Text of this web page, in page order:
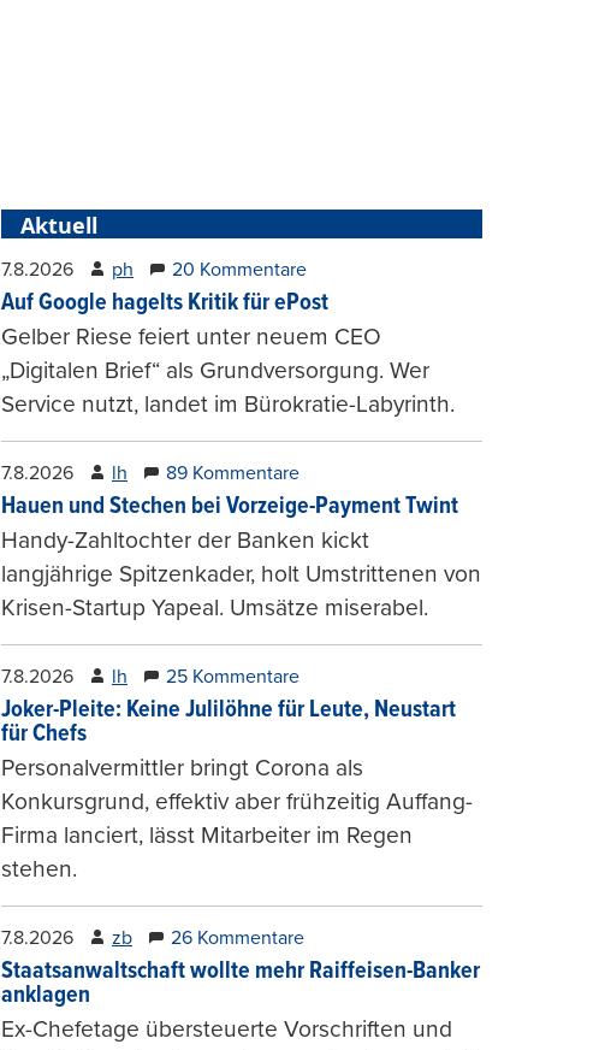
Aktuell
7.8.2026 ph 20 Kommentare
Auf Google hagelts Kritik für ePost
Gelber Riese feiert unter neuem CEO
„Digitalen Brief“ als Grundversorgung. Wer
Service nutzt, landet im Bürokratie-Labyrinth.
7.8.2026 lh 89 Kommentare
Hauen und Stechen bei Vorzeige-Payment Twint
Handy-Zahltochter der Banken kickt
langjährige Spitzenkader, holt Umstrittenen von
Krisen-Startup Yapeal. Umsätze miserabel.
7.8.2026 lh 25 Kommentare
Joker-Pleite: Keine Julilöhne für Leute, Neustart
für Chefs
Personalvermittler bringt Corona als
Konkursgrund, effektiv aber frühzeitig Auffang-
Firma lanciert, lässt Mitarbeiter im Regen
stehen.
7.8.2026 zb 26 Kommentare
Staatsanwaltschaft wollte mehr Raiffeisen-Banker
anklagen
Ex-Chefetage übersteuerte Vorschriften und